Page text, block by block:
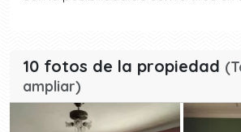
10 fotos de la propiedad
ampliar)